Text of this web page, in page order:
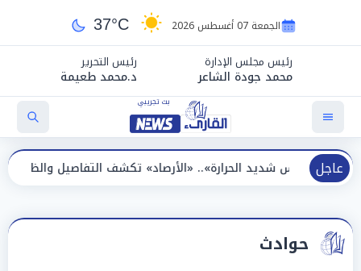
الجمعة 07 أغسطس 2026 37°C
رئيس مجلس الإدارة
محمد جودة الشاعر
رئيس التحرير
د.محمد طعيمة
عاجل
الحرارة».. «الأرصاد» تكشف التفاصيل والظواهر الجوية اليوم
حوادث